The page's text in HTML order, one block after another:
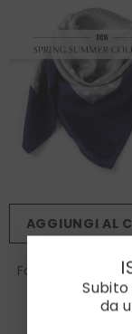
AGGIUNGI AL
Foulard
seta
€90,00
da